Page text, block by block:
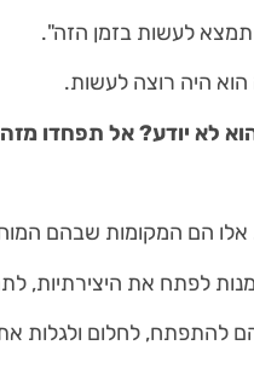
תמצא לעשות בזמן הזה".
היה רוצה לעשות.
לא יודע? אל תפחדו
אלו הם המקומות שבהם
לפתח את היצירתיות,
להתפתח, לחלום ולגלות